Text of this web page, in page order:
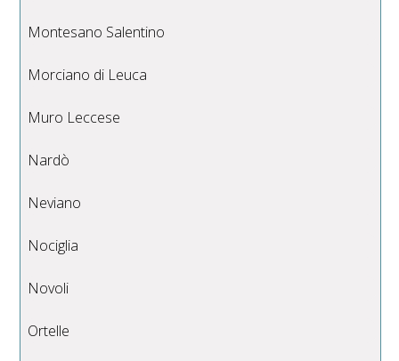
Montesano Salentino
Morciano di Leuca
Muro Leccese
Nardò
Neviano
Nociglia
Novoli
Ortelle